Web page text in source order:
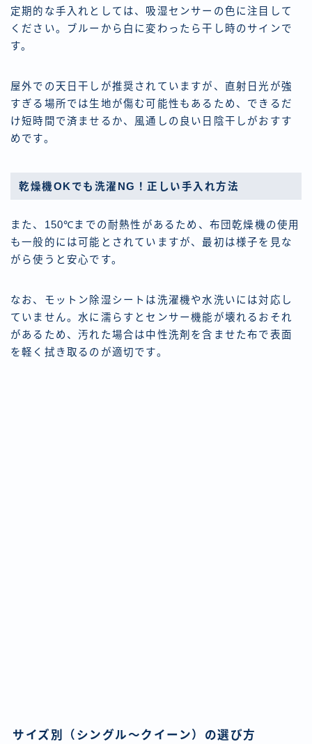
定期的な手入れとしては、吸湿センサーの色に注目して
ください。ブルーから白に変わったら干し時のサインで
す。
屋外での天日干しが推奨されていますが、直射日光が強
すぎる場所では生地が傷む可能性もあるため、できるだ
け短時間で済ませるか、風通しの良い日陰干しがおすす
めです。
乾燥機OKでも洗濯NG！正しい手入れ方法
また、150℃までの耐熱性があるため、布団乾燥機の使用
も一般的には可能とされていますが、最初は様子を見な
がら使うと安心です。
なお、モットン除湿シートは洗濯機や水洗いには対応し
ていません。水に濡らすとセンサー機能が壊れるおそれ
があるため、汚れた場合は中性洗剤を含ませた布で表面
を軽く拭き取るのが適切です。
サイズ別（シングル〜クイーン）の選び方